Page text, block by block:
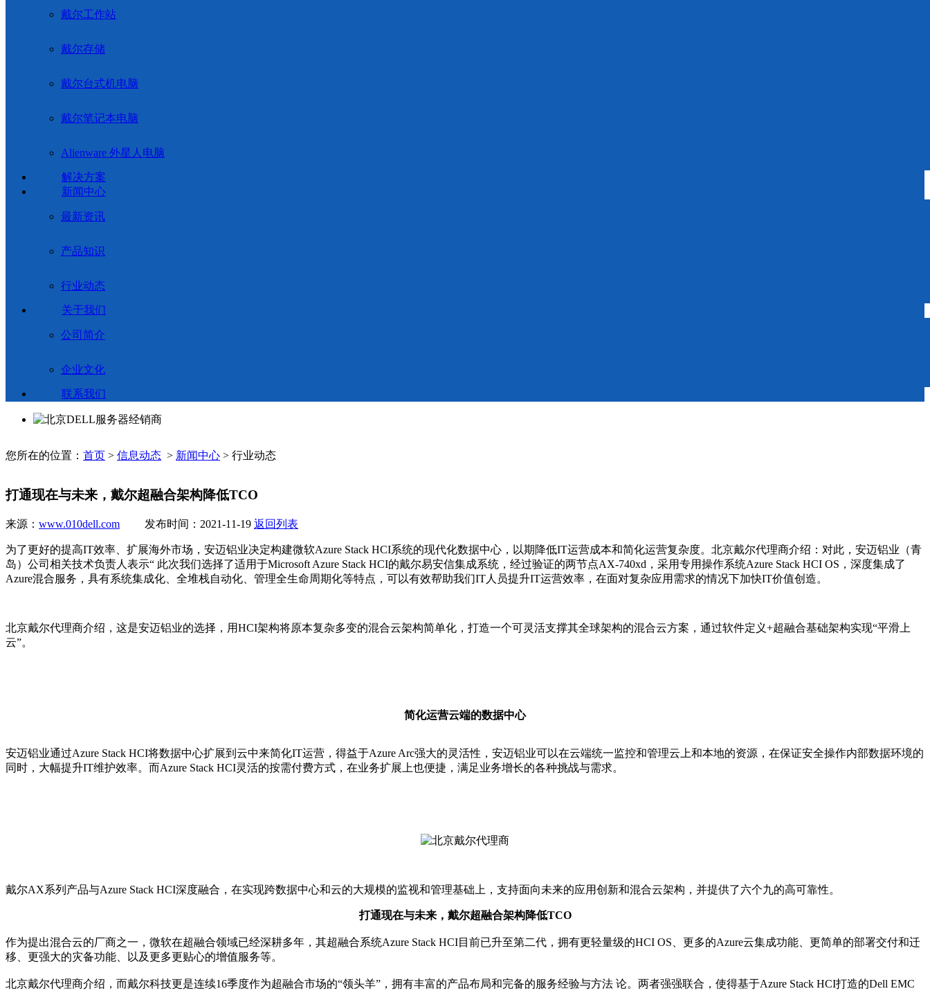
戴尔工作站
戴尔存储
戴尔台式机电脑
戴尔笔记本电脑
Alienware 外星人电脑
解决方案
新闻中心
最新资讯
产品知识
行业动态
关于我们
公司简介
企业文化
联系我们
您所在的位置： 首页 > 信息动态 > 新闻中心 > 行业动态
打通现在与未来，戴尔超融合架构降低TCO
来源： www.010dell.com 发布时间：2021-11-19 返回列表
为了更好的提高IT效率、扩展海外市场，安迈铝业决定构建微软Azure Stack HCI系统的现代化数据中心，以期降低IT运营成本和简化运营复杂度。北京戴尔代理商介绍：对此，安迈铝业（青
岛）公司相关技术负责人表示“ 此次我们选择了适用于Microsoft Azure Stack HCI的戴尔易安信集成系统，经过验证的两节点AX-740xd，采用专用操作系统Azure Stack HCI OS，深度集成了
Azure混合服务，具有系统集成化、全堆栈自动化、管理全生命周期化等特点，可以有效帮助我们IT人员提升IT运营效率，在面对复杂应用需求的情况下加快IT价值创造。
北京戴尔代理商介绍，这是安迈铝业的选择，用HCI架构将原本复杂多变的混合云架构简单化，打造一个可灵活支撑其全球架构的混合云方案，通过软件定义+超融合基础架构实现“平滑上
云”。
简化运营云端的数据中心
安迈铝业通过Azure Stack HCI将数据中心扩展到云中来简化IT运营，得益于Azure Arc强大的灵活性，安迈铝业可以在云端统一监控和管理云上和本地的资源，在保证安全操作内部数据环境的
同时，大幅提升IT维护效率。而Azure Stack HCI灵活的按需付费方式，在业务扩展上也便捷，满足业务增长的各种挑战与需求。
戴尔AX系列产品与Azure Stack HCI深度融合，在实现跨数据中心和云的大规模的监视和管理基础上，支持面向未来的应用创新和混合云架构，并提供了六个九的高可靠性。
打通现在与未来，戴尔超融合架构降低TCO
作为提出混合云的厂商之一，微软在超融合领域已经深耕多年，其超融合系统Azure Stack HCI目前已升至第二代，拥有更轻量级的HCI OS、更多的Azure云集成功能、更简单的部署交付和迁
移、更强大的灾备功能、以及更多更贴心的增值服务等。
北京戴尔代理商介绍，而戴尔科技更是连续16季度作为超融合市场的“领头羊”，拥有丰富的产品布局和完备的服务经验与方法 论。两者强强联合，使得基于Azure Stack HCI打造的Dell EMC